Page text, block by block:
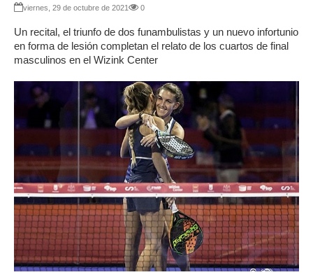
viernes, 29 de octubre de 2021 0
Un recital, el triunfo de dos funambulistas y un nuevo infortunio
en forma de lesión completan el relato de los cuartos de final
masculinos en el Wizink Center